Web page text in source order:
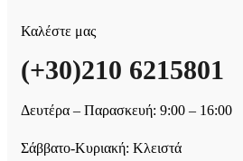
Καλέστε μας
(+30)210 6215801
Δευτέρα – Παρασκευή: 9:00 – 16:00
Σάββατο-Κυριακή: Κλειστά